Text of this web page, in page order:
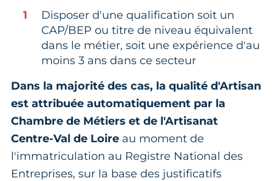
Disposer d'une qualification soit un
CAP/BEP ou titre de niveau équivalent
dans le métier, soit une expérience d'au
moins 3 ans dans ce secteur
Dans la majorité des cas, la qualité d'Artisan
est attribuée automatiquement par la
Chambre de Métiers et de l'Artisanat
Centre-Val de Loire au moment de
l'immatriculation au Registre National des
Entreprises, sur la base des justificatifs